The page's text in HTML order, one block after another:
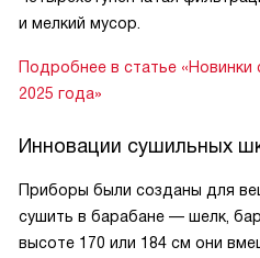
и мелкий мусор.
Подробнее в статье
2025 года»
Инновации сушильных
Приборы были созданы для
сушить в барабане — шелк,
высоте 170 или 184 см они